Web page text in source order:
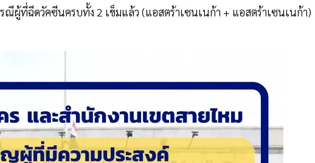
ณีผู้ที่ฉีดวัคซีนครบทั้ง 2 เข็มแล้ว (แอสตร้าเซนเนก้า + แอสตร้าเซนเนก้า)